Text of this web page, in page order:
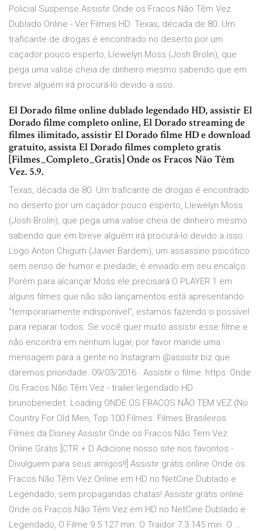
Policial Suspense Assistir Onde os Fracos Não Têm Vez
Dublado Online - Ver Filmes HD. Texas, década de 80. Um
traficante de drogas é encontrado no deserto por um
caçador pouco esperto, Llewelyn Moss (Josh Brolin), que
pega uma valise cheia de dinheiro mesmo sabendo que em
breve alguém irá procurá-lo devido a isso.
El Dorado filme online dublado legendado HD, assistir El
Dorado filme completo online, El Dorado streaming de
filmes ilimitado, assistir El Dorado filme HD e download
gratuito, assista El Dorado filmes completo gratis
[Filmes_Completo_Gratis] Onde os Fracos Não Têm
Vez. 5.9.
Texas, década de 80. Um traficante de drogas é encontrado
no deserto por um caçador pouco esperto, Llewelyn Moss
(Josh Brolin), que pega uma valise cheia de dinheiro mesmo
sabendo que em breve alguém irá procurá-lo devido a isso.
Logo Anton Chigurh (Javier Bardem), um assassino psicótico
sem senso de humor e piedade, é enviado em seu encalço.
Porém para alcançar Moss ele precisará O PLAYER 1 em
alguns filmes que não são lançamentos está apresentando
"temporariamente indisponível", estamos fazendo o possível
para reparar todos. Se você quer muito assistir esse filme e
não encontra em nenhum lugar, por favor mande uma
mensagem para a gente no Instagram @assistir.biz que
daremos prioridade. 09/03/2016 · Assistir o filme: https: Onde
Os Fracos Não Têm Vez - trailer legendado HD
brunobenedet. Loading ONDE OS FRACOS NÃO TEM VEZ (No
Country For Old Men, Top 100 Filmes. Filmes Brasileiros.
Filmes da Disney Assistir Onde os Fracos Não Tem Vez
Online Grátis [CTR + D Adicione nosso site nos favoritos -
Divulguem para seus amigos!!] Assistir grátis online Onde os
Fracos Não Têm Vez Online em HD no NetCine Dublado e
Legendado, sem propagandas chatas! Assistir grátis online
Onde os Fracos Não Têm Vez em HD no NetCine Dublado e
Legendado, O Filme 9.5 127 min. O Traidor 7.3 145 min. O …